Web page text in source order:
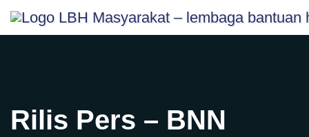
content
Skip
Rilis Pers – BNN